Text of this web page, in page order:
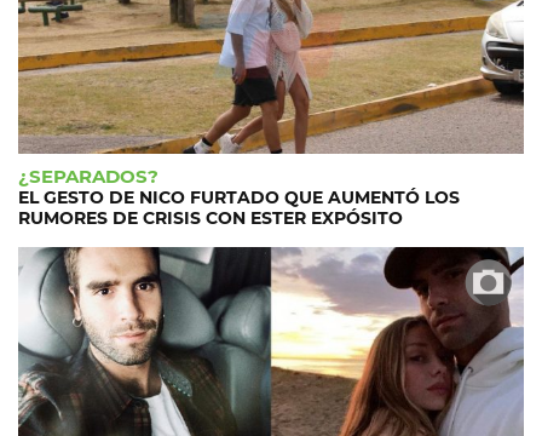
¿SEPARADOS?
EL GESTO DE NICO FURTADO QUE AUMENTÓ LOS
RUMORES DE CRISIS CON ESTER EXPÓSITO